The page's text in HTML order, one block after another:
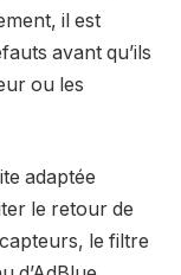
il est
avant qu’ils
ou les
adaptée
le retour de
le filtre